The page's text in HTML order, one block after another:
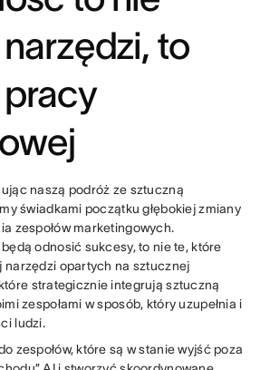
to
naszą podróż ze sztuczną
świadkami początku głębokiej zmiany
zespołów marketingowych.
odnosić sukcesy, to nie te, które
narzędzi opartych na sztucznej
strategicznie integrują sztuczną
zespołami w sposób, który uzupełnia i
ludzi.
zespołów, które są w stanie wyjść poza